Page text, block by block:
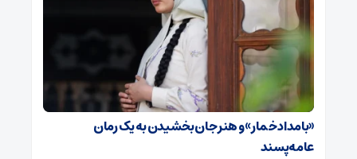
«بامداد خمار» و هنر جان بخشیدن به یک رمان
عامه‌پسند